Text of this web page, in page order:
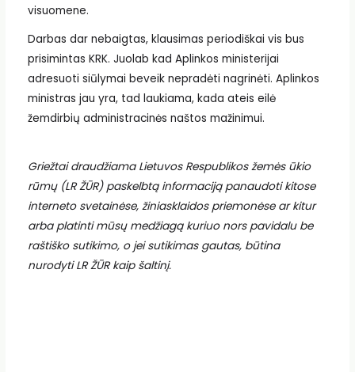
visuomene.
Darbas dar nebaigtas, klausimas periodiškai vis bus
prisimintas KRK. Juolab kad Aplinkos ministerijai
adresuoti siūlymai beveik nepradėti nagrinėti. Aplinkos
ministras jau yra, tad laukiama, kada ateis eilė
žemdirbių administracinės naštos mažinimui.
Griežtai draudžiama Lietuvos Respublikos žemės ūkio
rūmų (LR ŽŪR) paskelbtą informaciją panaudoti kitose
interneto svetainėse, žiniasklaidos priemonėse ar kitur
arba platinti mūsų medžiagą kuriuo nors pavidalu be
raštiško sutikimo, o jei sutikimas gautas, būtina
nurodyti LR ŽŪR kaip šaltinį.